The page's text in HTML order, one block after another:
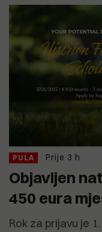
PULA Prije 3 h
Objavljen
450 eura
Rok za prijavu je